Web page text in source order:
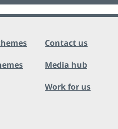
Contact us
Media hub
Work for us